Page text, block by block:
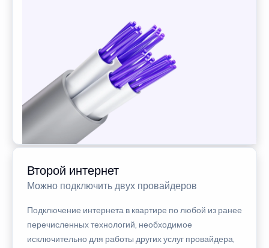
Второй интернет
Можно подключить двух провайдеров
Подключение интернета в квартире по любой из ранее
перечисленных технологий, необходимое
исключительно для работы других услуг провайдера,